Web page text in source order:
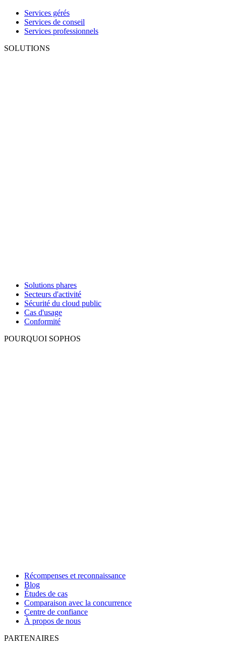
Services gérés
Services de conseil
Services professionnels
SOLUTIONS
Solutions phares
Secteurs d'activité
Sécurité du cloud public
Cas d'usage
Conformité
POURQUOI SOPHOS
Récompenses et reconnaissance
Blog
Études de cas
Comparaison avec la concurrence
Centre de confiance
À propos de nous
PARTENAIRES